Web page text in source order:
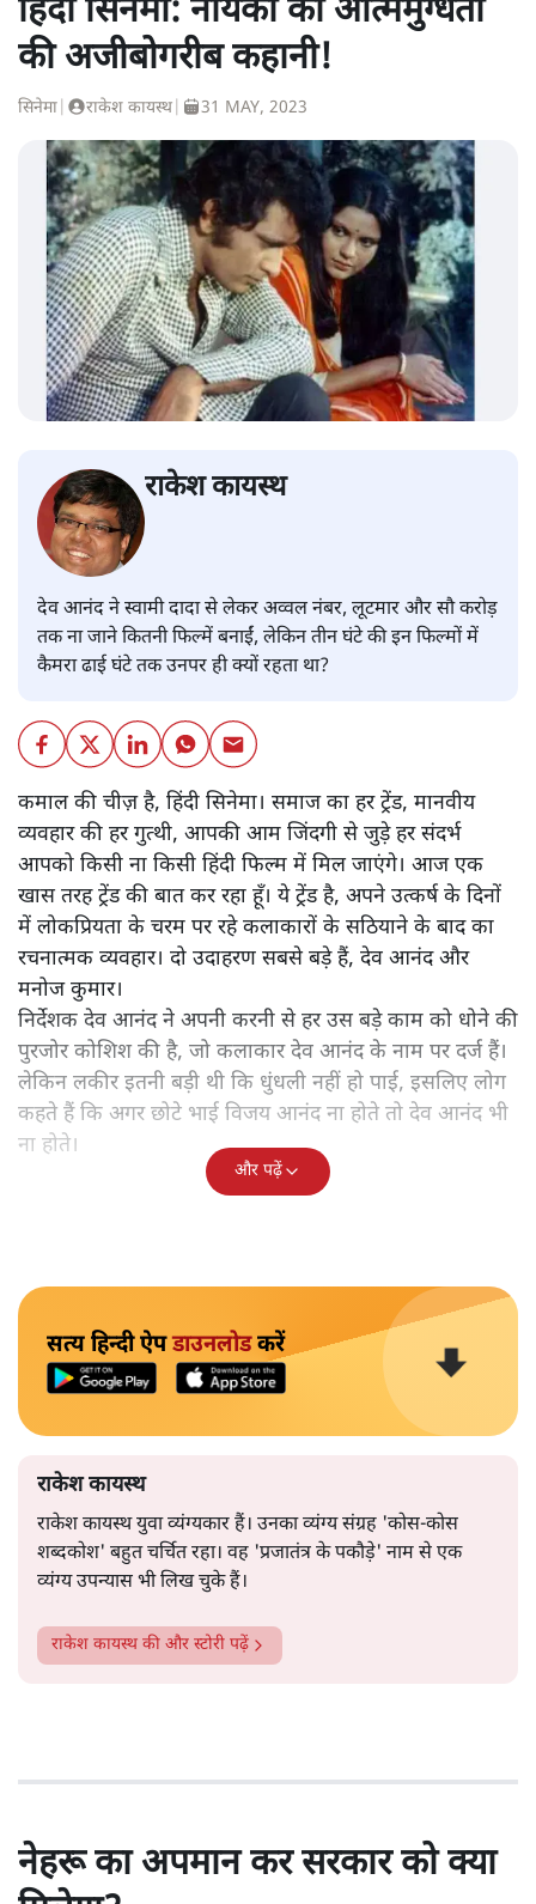
हिंदी सिनेमा: नायकों की आत्ममुग्धता
की अजीबोगरीब कहानी!
सिनेमा राकेश कायस्थ 31 MAY, 2023
राकेश कायस्थ
देव आनंद ने स्वामी दादा से लेकर अव्वल नंबर, लूटमार और सौ करोड़
तक ना जाने कितनी फिल्में बनाईं, लेकिन तीन घंटे की इन फिल्मों में
कैमरा ढाई घंटे तक उनपर ही क्यों रहता था?
कमाल की चीज़ है, हिंदी सिनेमा। समाज का हर ट्रेंड, मानवीय
व्यवहार की हर गुत्थी, आपकी आम जिंदगी से जुड़े हर संदर्भ
आपको किसी ना किसी हिंदी फिल्म में मिल जाएंगे। आज एक
खास तरह ट्रेंड की बात कर रहा हूँ। ये ट्रेंड है, अपने उत्कर्ष के दिनों
में लोकप्रियता के चरम पर रहे कलाकारों के सठियाने के बाद का
रचनात्मक व्यवहार। दो उदाहरण सबसे बड़े हैं, देव आनंद और
मनोज कुमार।
निर्देशक देव आनंद ने अपनी करनी से हर उस बड़े काम को धोने की
पुरजोर कोशिश की है, जो कलाकार देव आनंद के नाम पर दर्ज हैं।
लेकिन लकीर इतनी बड़ी थी कि धुंधली नहीं हो पाई, इसलिए लोग
कहते हैं कि अगर छोटे भाई विजय आनंद ना होते तो देव आनंद भी
ना होते।
और पढ़ें
सत्य हिन्दी ऐपडाउनलोडकरें
राकेश कायस्थ
राकेश कायस्थ युवा व्यंग्यकार हैं। उनका व्यंग्य संग्रह 'कोस-कोस
शब्दकोश' बहुत चर्चित रहा। वह 'प्रजातंत्र के पकौड़े' नाम से एक
व्यंग्य उपन्यास भी लिख चुके हैं।
राकेश कायस्थ की और स्टोरी पढ़ें
नेहरू का अपमान कर सरकार को क्या